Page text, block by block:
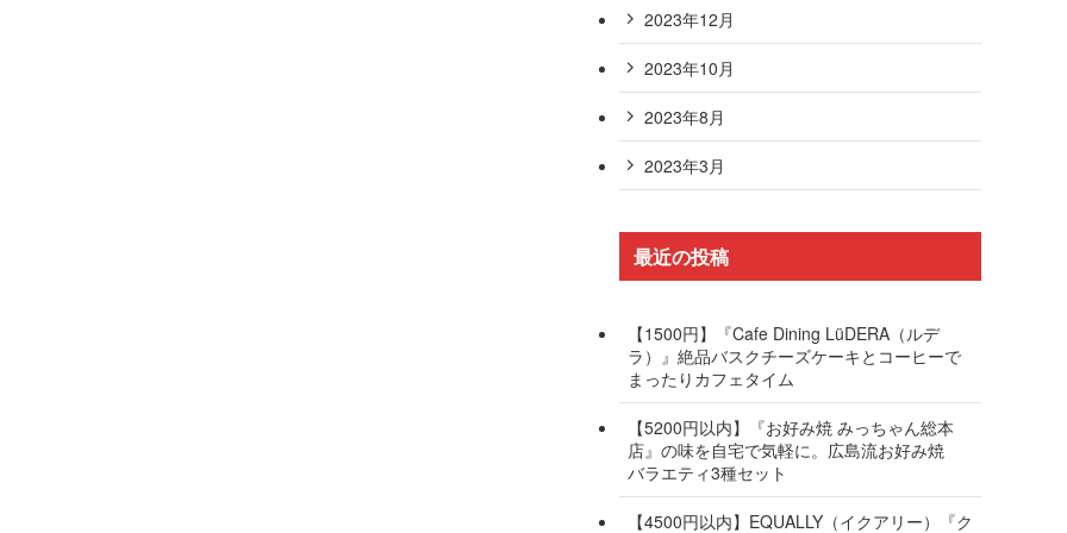
2023年12月
2023年10月
2023年8月
2023年3月
最近の投稿
【1500円】『Cafe Dining LüDERA（ルデ
ラ）』絶品バスクチーズケーキとコーヒーで
まったりカフェタイム
【5200円以内】『お好み焼 みっちゃん総本
店』の味を自宅で気軽に。広島流お好み焼
バラエティ3種セット
【4500円以内】EQUALLY（イクアリー）『ク